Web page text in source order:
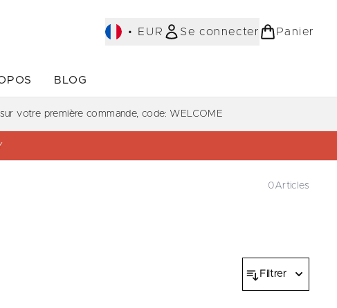
• EUR Se connecter Panier
(BEST-SELLERS) Accédez au sous-menu (COLLECTIONS)
BLOG
votre première commande, code: WELCOME
0Articles
Filtrer